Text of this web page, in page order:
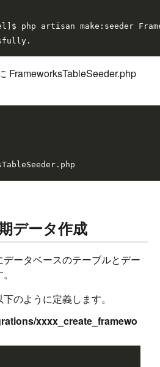
php artisan make:seeder
FrameworksTableSeeder.php
データ作成
ータベースのテーブルとデー
のように定義します。
xxxx_create_framewo